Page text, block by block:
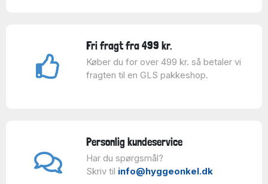
Fri fragt fra 499 kr.
Køber du for over 499 kr. så betaler vi
fragten til en GLS pakkeshop.
Personlig kundeservice
Har du spørgsmål?
Skriv til info@hyggeonkel.dk